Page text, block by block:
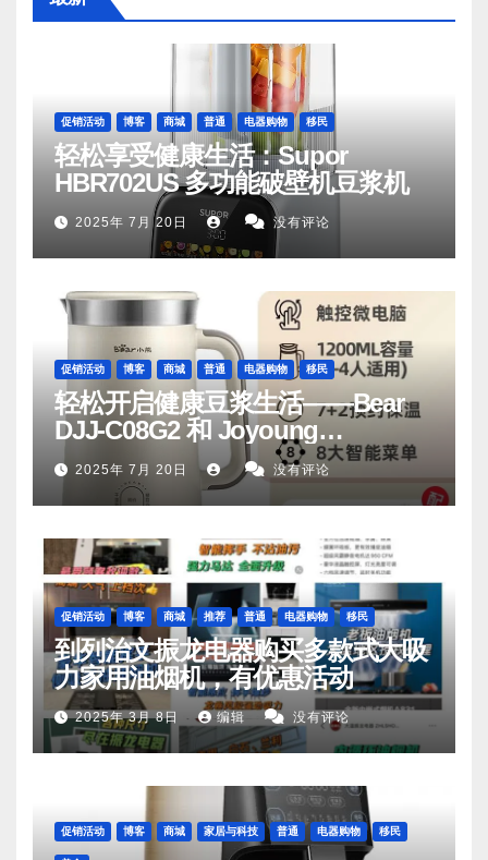
促销活动 博客 商城 普通 电器购物 移民
轻松享受健康生活：Supor
HBR702US 多功能破壁机豆浆机
2025年 7月 20日 没有评论
促销活动 博客 商城 普通 电器购物 移民
轻松开启健康豆浆生活——Bear
DJJ‑C08G2 和 Joyoung
DJ06M‑D53，你值得拥有
2025年 7月 20日 没有评论
促销活动 博客 商城 推荐 普通 电器购物 移民
到列治文振龙电器购买多款式大吸
力家用油烟机，有优惠活动
2025年 3月 8日 编辑 没有评论
促销活动 博客 商城 家居与科技 普通 电器购物 移民